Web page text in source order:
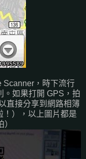
Scanner，時下流行
。如果打開 GPS，拍
直接分享到網路相簿
！），以上圖片都是